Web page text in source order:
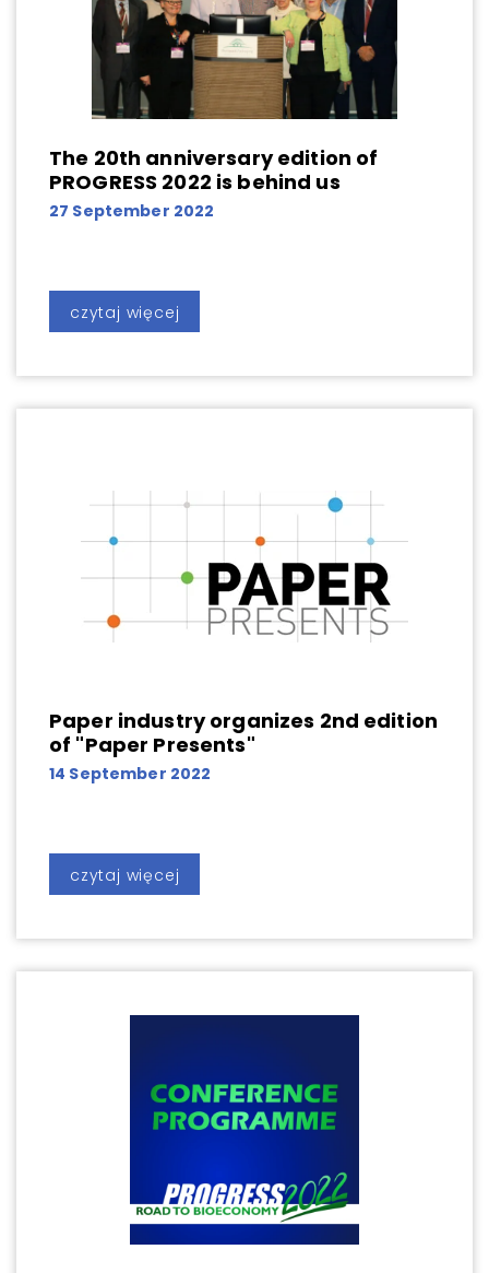
The 20th anniversary edition of
PROGRESS 2022 is behind us
27 September 2022
czytaj więcej
Paper industry organizes 2nd edition
of "Paper Presents"
14 September 2022
czytaj więcej